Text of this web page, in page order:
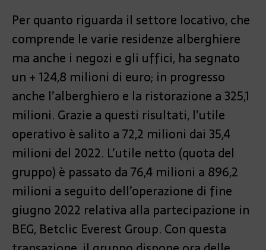
Per quanto riguarda il settore locativo, che
comprende le varie residenze alberghiere
ma anche i negozi e gli uffici, ha segnato
un + 124,8 milioni di euro; in progresso
anche l’alberghiero e la ristorazione a 325,1
milioni. Grazie a questi risultati, l’utile
operativo è salito a 72,2 milioni dai 35,4
milioni del 2022. L’utile netto (quota del
gruppo) è passato da 76,4 milioni a 896,2
milioni a seguito dell’operazione di fine
giugno 2022 relativa alla partecipazione in
BEG, Betclic Everest Group. Con questa